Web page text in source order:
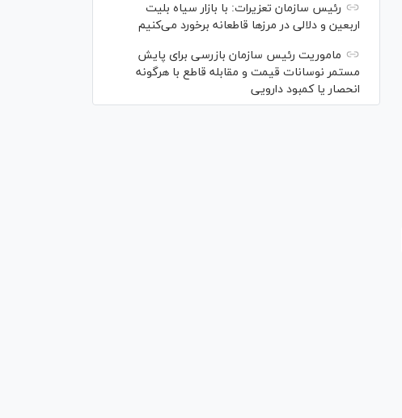
رئیس سازمان تعزیرات: با بازار سیاه بلیت
اربعین و دلالی در مرز‌ها قاطعانه برخورد می‌کنیم
ماموریت رئیس سازمان بازرسی برای پایش
مستمر نوسانات قیمت و مقابله قاطع با هرگونه
انحصار یا کمبود دارویی